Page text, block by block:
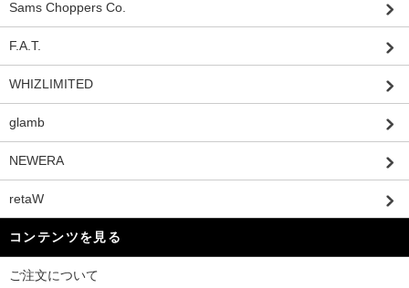
Sams Choppers Co.
F.A.T.
WHIZLIMITED
glamb
NEWERA
retaW
コンテンツを見る
ご注文について